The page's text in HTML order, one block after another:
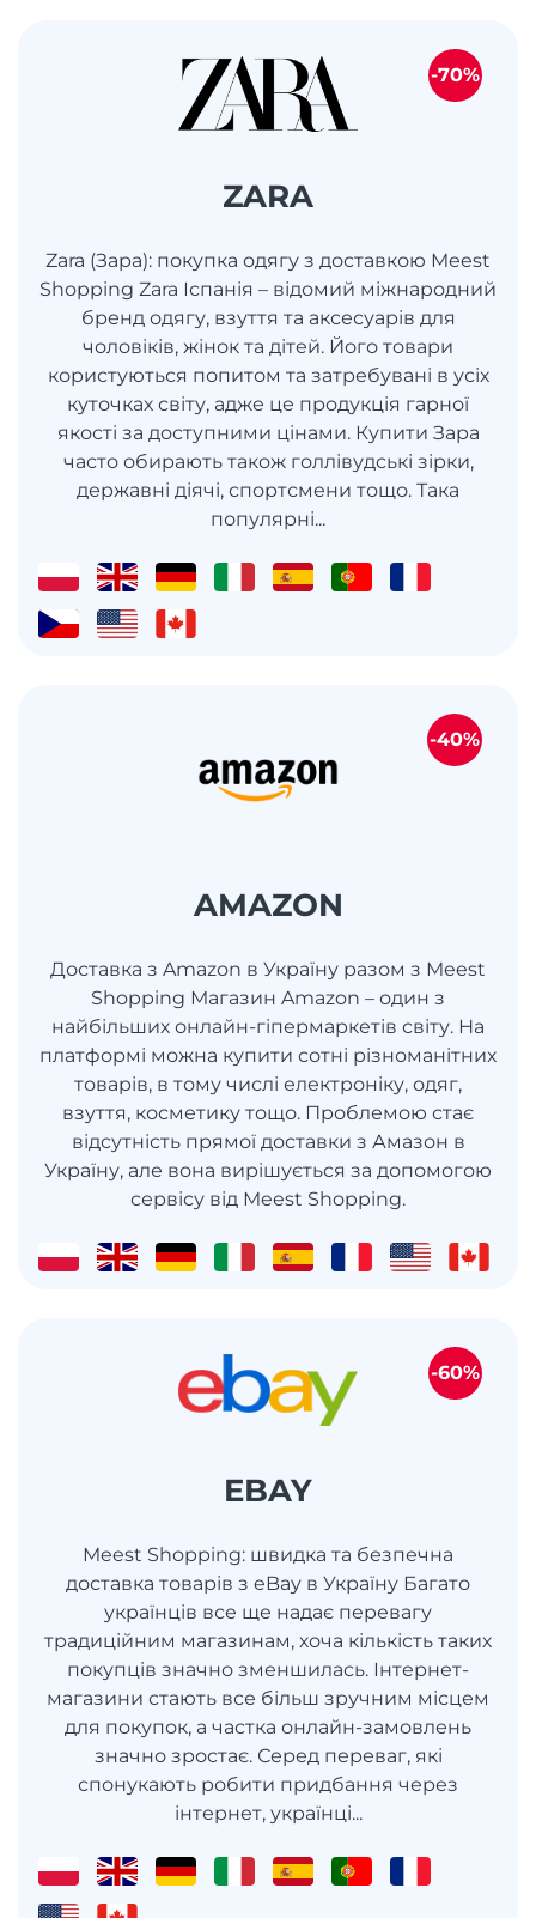
ZARA
Zara (Зара): покупка одягу з доставкою Meest
Shopping Zara Іспанія – відомий міжнародний
бренд одягу, взуття та аксесуарів для
чоловіків, жінок та дітей. Його товари
користуються попитом та затребувані в усіх
куточках світу, адже це продукція гарної
якості за доступними цінами. Купити Зара
часто обирають також голлівудські зірки,
державні діячі, спортсмени тощо. Така
популярні...
-70%
AMAZON
Доставка з Amazon в Україну разом з Meest
Shopping Магазин Amazon – один з
найбільших онлайн-гіпермаркетів світу. На
платформі можна купити сотні різноманітних
товарів, в тому числі електроніку, одяг,
взуття, косметику тощо. Проблемою стає
відсутність прямої доставки з Амазон в
Україну, але вона вирішується за допомогою
сервісу від Meest Shopping.
-40%
EBAY
Meest Shopping: швидка та безпечна
доставка товарів з eBay в Україну Багато
українців все ще надає перевагу
традиційним магазинам, хоча кількість таких
покупців значно зменшилась. Інтернет-
магазини стають все більш зручним місцем
для покупок, а частка онлайн-замовлень
значно зростає. Серед переваг, які
спонукають робити придбання через
інтернет, українці...
-60%